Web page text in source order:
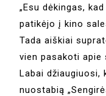
„Esu dėkingas,
patikėjo į kino
Tada aiškiai
vien pasakoti apie
Labai džiaugiuosi,
nuostabią